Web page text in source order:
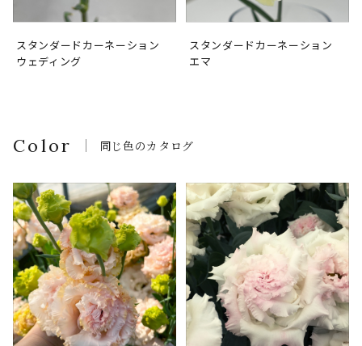
スタンダードカーネーション
ウェディング
スタンダードカーネーション
エマ
Color 同じ色のカタログ